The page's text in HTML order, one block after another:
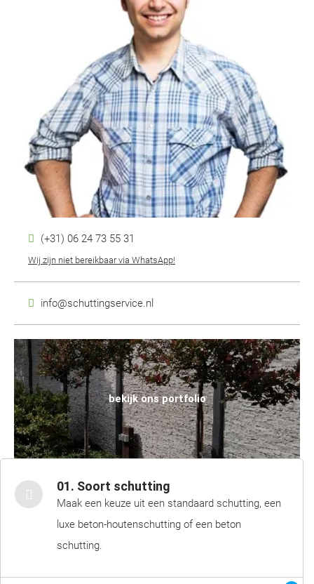
(+31) 06 24 73 55 31
Wij zijn niet bereikbaar via WhatsApp!
info@schuttingservice.nl
bekijk ons portfolio
01. Soort schutting
Maak een keuze uit een standaard schutting, een
luxe beton-houtenschutting of een beton
schutting.